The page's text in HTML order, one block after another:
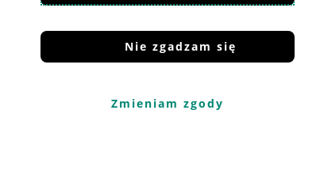
Nie zgadzam się
Zmieniam zgody